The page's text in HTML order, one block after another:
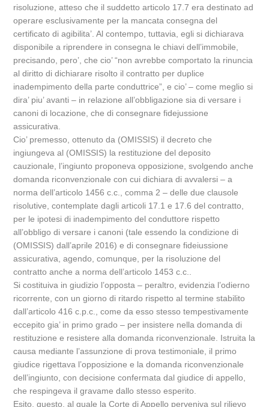
risoluzione, atteso che il suddetto articolo 17.7 era destinato ad
operare esclusivamente per la mancata consegna del
certificato di agibilita’. Al contempo, tuttavia, egli si dichiarava
disponibile a riprendere in consegna le chiavi dell’immobile,
precisando, pero’, che cio’ “non avrebbe comportato la rinuncia
al diritto di dichiarare risolto il contratto per duplice
inadempimento della parte conduttrice”, e cio’ – come meglio si
dira’ piu’ avanti – in relazione all’obbligazione sia di versare i
canoni di locazione, che di consegnare fidejussione
assicurativa.
Cio’ premesso, ottenuto da (OMISSIS) il decreto che
ingiungeva al (OMISSIS) la restituzione del deposito
cauzionale, l’ingiunto proponeva opposizione, svolgendo anche
domanda riconvenzionale con cui dichiara di avvalersi – a
norma dell’articolo 1456 c.c., comma 2 – delle due clausole
risolutive, contemplate dagli articoli 17.1 e 17.6 del contratto,
per le ipotesi di inadempimento del conduttore rispetto
all’obbligo di versare i canoni (tale essendo la condizione di
(OMISSIS) dall’aprile 2016) e di consegnare fideiussione
assicurativa, agendo, comunque, per la risoluzione del
contratto anche a norma dell’articolo 1453 c.c..
Si costituiva in giudizio l’opposta – peraltro, evidenzia l’odierno
ricorrente, con un giorno di ritardo rispetto al termine stabilito
dall’articolo 416 c.p.c., come da esso stesso tempestivamente
eccepito gia’ in primo grado – per insistere nella domanda di
restituzione e resistere alla domanda riconvenzionale. Istruita la
causa mediante l’assunzione di prova testimoniale, il primo
giudice rigettava l’opposizione e la domanda riconvenzionale
dell’ingiunto, con decisione confermata dal giudice di appello,
che respingeva il gravame dallo stesso esperito.
Esito, questo, al quale la Corte di Appello perveniva sul rilievo